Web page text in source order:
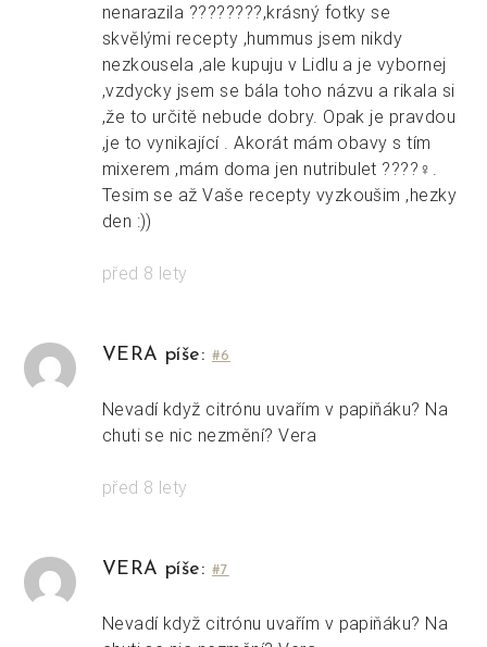
nenarazila ????????,krásný fotky se
skvělými recepty ,hummus jsem nikdy
nezkousela ,ale kupuju v Lidlu a je vybornej
,vzdycky jsem se bála toho názvu a rikala si
,že to určitě nebude dobry. Opak je pravdou
,je to vynikající . Akorát mám obavy s tím
mixerem ,mám doma jen nutribulet ????‍♀️.
Tesim se až Vaše recepty vyzkoušim ,hezky
den :))
před 8 lety
VERA píše: #6
Nevadí když citrónu uvařím v papiňáku? Na
chuti se nic nezmění? Vera
před 8 lety
VERA píše: #7
Nevadí když citrónu uvařím v papiňáku? Na